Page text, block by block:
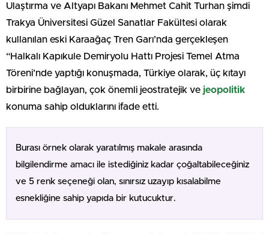
Ulaştırma ve Altyapı Bakanı Mehmet Cahit Turhan şimdi
Trakya Üniversitesi Güzel Sanatlar Fakültesi olarak
kullanılan eski Karaağaç Tren Garı’nda gerçekleşen
“Halkalı Kapıkule Demiryolu Hattı Projesi Temel Atma
Töreni’nde yaptığı konuşmada, Türkiye olarak, üç kıtayı
birbirine bağlayan, çok önemli jeostratejik ve jeopolitik
konuma sahip olduklarını ifade etti.
Burası örnek olarak yaratılmış makale arasında
bilgilendirme amacı ile istediğiniz kadar çoğaltabileceğiniz
ve 5 renk seçeneği olan, sınırsız uzayıp kısalabilme
esnekliğine sahip yapıda bir kutucuktur.